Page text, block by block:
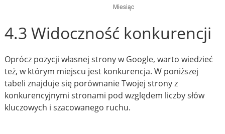
4.3 Widoczność konkurencji
Oprócz pozycji własnej strony w Google, warto wiedzieć
też, w którym miejscu jest konkurencja. W poniższej
tabeli znajduje się porównanie Twojej strony z
konkurencyjnymi stronami pod względem liczby słów
kluczowych i szacowanego ruchu.